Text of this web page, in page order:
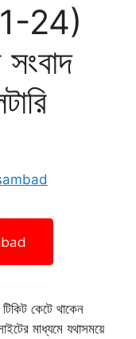
24)
কেটে থাকেন
মাধ্যমে যথাসময়ে